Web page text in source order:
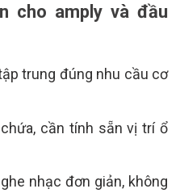
cho amply và đầu
trung đúng nhu cầu cơ
cần tính sẵn vị trí ổ
nhạc đơn giản, không